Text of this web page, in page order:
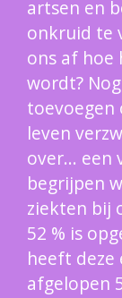
artsen en
onkruid te
ons af
wordt?
toevoegen
leven
over... een
begrijpen
ziekten bij
52 % is
heeft deze
afgelopen